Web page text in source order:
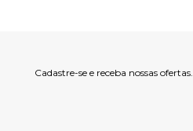
Cadastre-se e receba nossas ofertas.